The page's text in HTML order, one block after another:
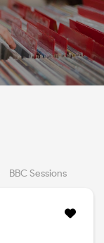
BBC Sessions